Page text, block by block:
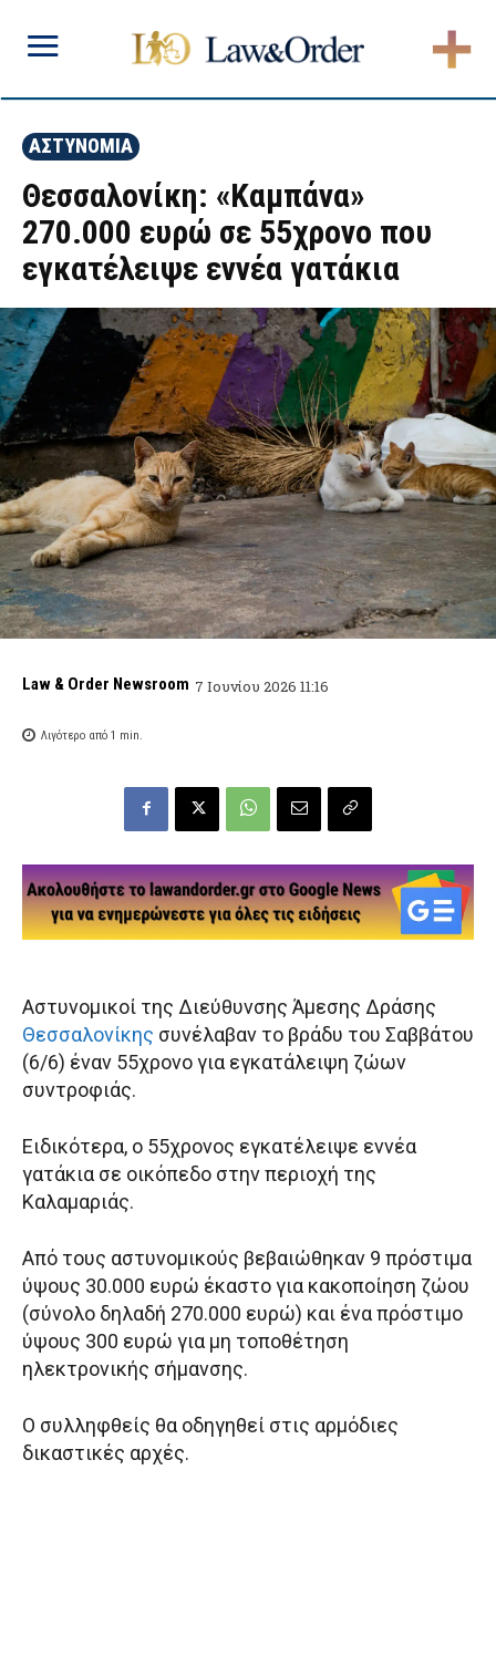
ΑΣΤΥΝΟΜΙΑ
Θεσσαλονίκη: «Καμπάνα»
270.000 ευρώ σε 55χρονο που
εγκατέλειψε εννέα γατάκια
Law & Order Newsroom 7 Ιουνίου 2026 11:16
Λιγότερο από 1 min.
Αστυνομικοί της Διεύθυνσης Άμεσης Δράσης
Θεσσαλονίκης συνέλαβαν το βράδυ του Σαββάτου
(6/6) έναν 55χρονο για εγκατάλειψη ζώων
συντροφιάς.
Ειδικότερα, ο 55χρονος εγκατέλειψε εννέα
γατάκια σε οικόπεδο στην περιοχή της
Καλαμαριάς.
Από τους αστυνομικούς βεβαιώθηκαν 9 πρόστιμα
ύψους 30.000 ευρώ έκαστο για κακοποίηση ζώου
(σύνολο δηλαδή 270.000 ευρώ) και ένα πρόστιμο
ύψους 300 ευρώ για μη τοποθέτηση
ηλεκτρονικής σήμανσης.
Ο συλληφθείς θα οδηγηθεί στις αρμόδιες
δικαστικές αρχές.